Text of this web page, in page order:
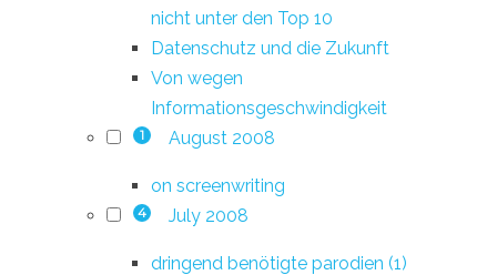
nicht unter den Top 10
Datenschutz und die Zukunft
Von wegen
Informationsgeschwindigkeit
1 August 2008
on screenwriting
4 July 2008
dringend benötigte parodien (1)